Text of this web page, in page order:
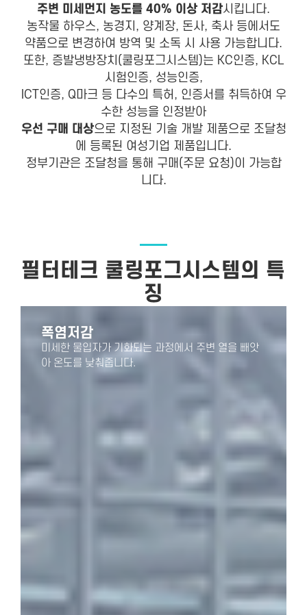
주변 미세먼지 농도를 40% 이상 저감시킵니다.
농작물 하우스, 농경지, 양계장, 돈사, 축사 등에서도
약품으로 변경하여 방역 및 소독 시 사용 가능합니다.
또한, 증발냉방장치(쿨링포그시스템)는 KC인증, KCL
시험인증, 성능인증,
ICT인증, Q마크 등 다수의 특허, 인증서를 취득하여 우
수한 성능을 인정받아
우선 구매 대상으로 지정된 기술 개발 제품으로 조달청
에 등록된 여성기업 제품입니다.
정부기관은 조달청을 통해 구매(주문 요청)이 가능합
니다.
필터테크 쿨링포그시스템의 특
징
폭염저감
미세한 물입자가 기화되는 과정에서 주변 열을 빼앗
아 온도를 낮춰줍니다.